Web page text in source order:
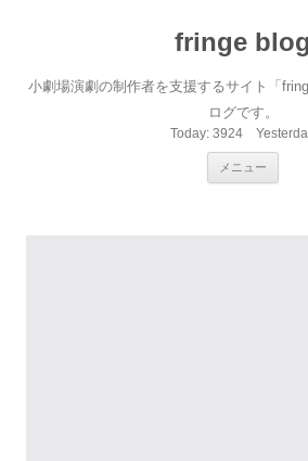
fringe blog
小劇場演劇の制作者を支援するサイト「
ログです。
Today: 3924
メニュー